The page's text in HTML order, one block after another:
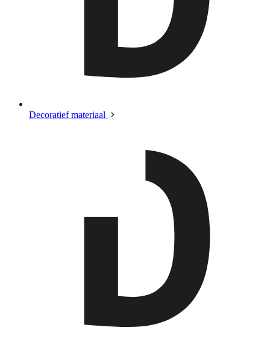
Decoratief materiaal